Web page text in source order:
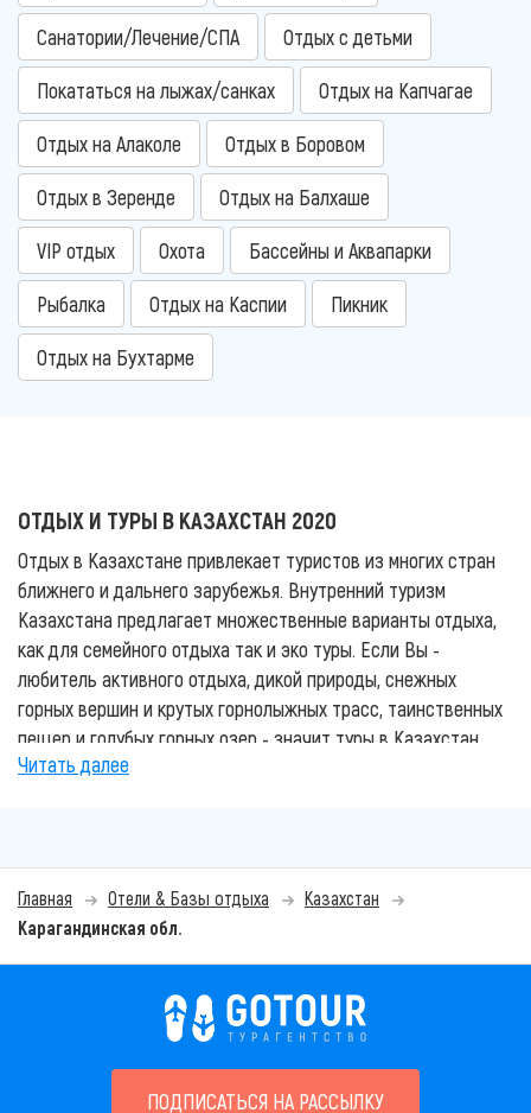
Санатории/Лечение/СПА Отдых с детьми
Покататься на лыжах/санках Отдых на Капчагае
Отдых на Алаколе Отдых в Боровом
Отдых в Зеренде Отдых на Балхаше
VIP отдых Охота Бассейны и Аквапарки
Рыбалка Отдых на Каспии Пикник
Отдых на Бухтарме
ОТДЫХ И ТУРЫ В КАЗАХСТАН 2020
Отдых в Казахстане привлекает туристов из многих стран
ближнего и дальнего зарубежья. Внутренний туризм
Казахстана предлагает множественные варианты отдыха,
как для семейного отдыха так и эко туры. Если Вы -
любитель активного отдыха, дикой природы, снежных
горных вершин и крутых горнолыжных трасс, таинственных
пещер и голубых горных озер - значит туры в Казахстан
Вас приятно удивят. Этот отдых не только зарядит вас
представлены на нашем сайте. Основные и популярные
направления отдыха в Казахстане: отдых на Алаколе,
Боровое, Горячие источники и другие. Вы также
можетевоспользоваться услугами наших
квалифицированных турагентовдля подбора и
бронирования своего отдыха. Мы знаем все о лучшем и
Всю красоту, историю и глубину традиций Казахского
Читать далее
Главная Отели & Базы отдыха
Казахстан
Карагандинская обл.
ПОДПИСАТЬСЯ НА РАССЫЛКУ